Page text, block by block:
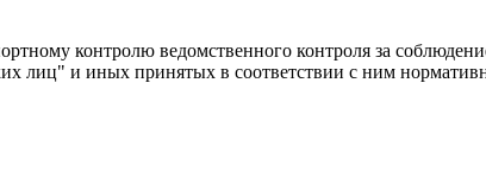
контролю ведомственного контроля за
лиц" и иных принятых в соответствии с ним